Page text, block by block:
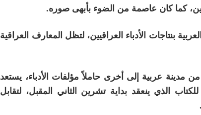
كما كان عاصمة من الضوء بأبهى صوره.
بنتاجات الأدباء العراقيين، لتظل المعارف العراقية
مدينة عربية إلى أخرى حاملاً مؤلفات الأدباء، يستعد
الذي ينعقد بداية تشرين الثاني المقبل، لتقابل